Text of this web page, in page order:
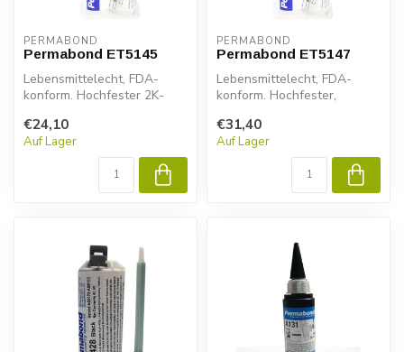
PERMABOND
Permabond ET5145
Lebensmittelecht, FDA-
konform. Hochfester 2K-
Verbundsto...
€24,10
Auf Lager
PERMABOND
Permabond ET5147
Lebensmittelecht, FDA-
konform. Hochfester,
Epoxidkleber für ...
€31,40
Auf Lager